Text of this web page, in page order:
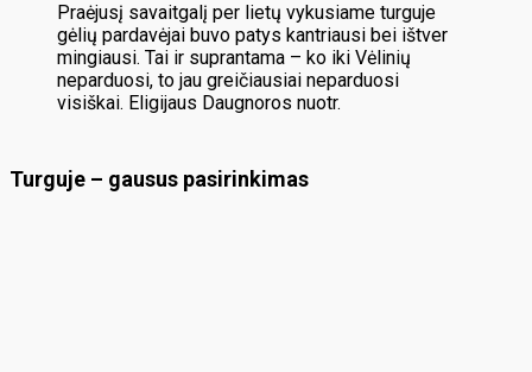
Praėjusį savaitgalį per lietų vykusiame turguje
gėlių pardavėjai buvo patys kantriausi bei ištver
mingiausi. Tai ir suprantama – ko iki Vėlinių
neparduosi, to jau greičiausiai neparduosi
visiškai. Eligijaus Daugnoros nuotr.
Turguje – gausus pasirinkimas